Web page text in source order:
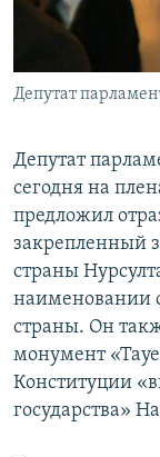
Депутат
Депутат
сегодня на
предложил
закрепленный
страны
наименовании
страны. Он
монумент
Конституции
государства»